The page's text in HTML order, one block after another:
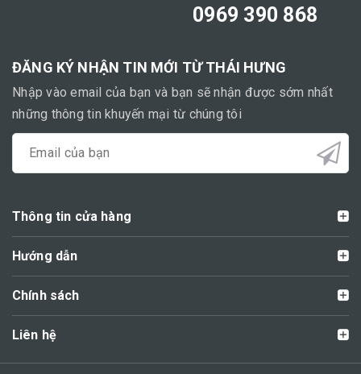
0969 390 868
ĐĂNG KÝ NHẬN TIN MỚI TỪ THÁI HƯNG
Nhập vào email của bạn và bạn sẽ nhận được sớm nhất
những thông tin khuyến mại từ chúng tôi
Thông tin cửa hàng
Hướng dẫn
Chính sách
Liên hệ